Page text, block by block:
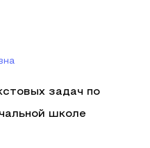
задач по
школе